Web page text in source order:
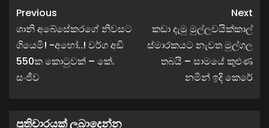
Previous
ශානි අබේසේකරගේ නිවසට
ගියෙමි! -අහෝ..! වර්ග අඩි
550ක කොටුවක් – කේ.
සංජීව
Next
කඩා දැමු මුල්ලවයික්කාල්
ස්මාරකයට නැවත මුල්ගල
තබයි – සාමයේ කුළුණ
නමින් ඉදි කෙරේ
ප්‍රතිචාරයක් ලබාදෙන්න